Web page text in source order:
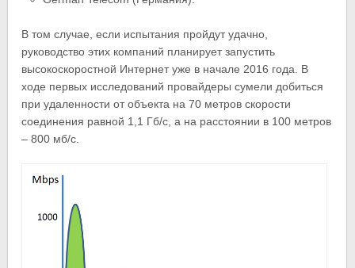
В том случае, если испытания пройдут удачно,
руководство этих компаний планирует запустить
высокоскоростной Интернет уже в начале 2016 года. В
ходе первых исследований провайдеры сумели добиться
при удаленности от объекта на 70 метров скорости
соединения равной 1,1 Гб/с, а на расстоянии в 100 метров
– 800 мб/с.